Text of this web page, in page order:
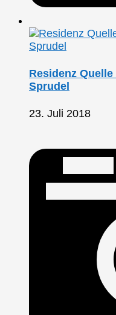
Residenz
Sprudel
23. Juli 2018